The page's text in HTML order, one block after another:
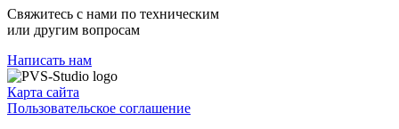
Свяжитесь с нами по техническим
или другим вопросам
Написать нам
Карта сайта
Пользовательское соглашение